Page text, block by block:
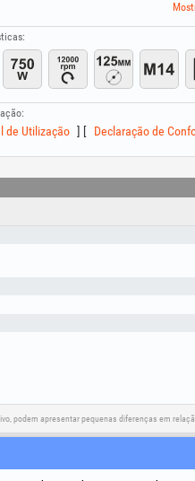
graças ao botão de bloqueio do eixo.
pode ser ajustada de forma simples
com escovas de carvão
e vida útil mais longa.
possui a função "Anti-restart",
de energia, mesmo que o
se para operações de corte e
tem garantia de 3 anos para
de Utilização Declaração de
podem apresentar pequenas diferenças em
Resolução de litígios